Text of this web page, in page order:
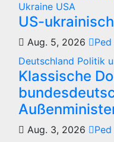
Ukraine USA
US-
Aug. 5, 2026
Ped
Deutschland Politik
Klassische
Aug. 3, 2026
Ped